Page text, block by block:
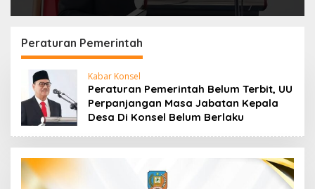
Peraturan Pemerintah
Kabar Konsel
Peraturan Pemerintah Belum Terbit, UU
Perpanjangan Masa Jabatan Kepala
Desa Di Konsel Belum Berlaku